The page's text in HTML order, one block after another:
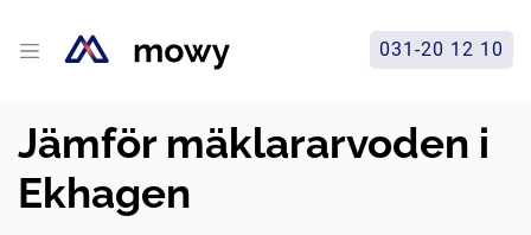
031-20 12 10
Jämför mäklararvoden i
Ekhagen